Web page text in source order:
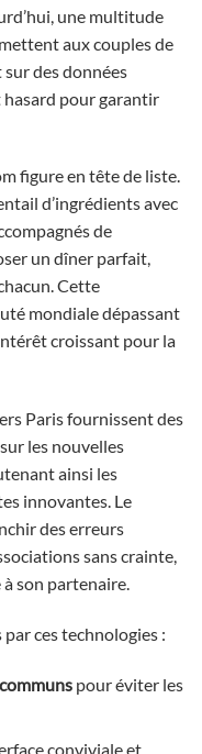
une multitude
aux couples de
sur des données
pour garantir
figure en tête de liste.
d’ingrédients avec
de
un dîner parfait,
Cette
mondiale dépassant
croissant pour la
Paris fournissent des
les nouvelles
ainsi les
innovantes. Le
des erreurs
sans crainte,
son partenaire.
ces technologies :
pour éviter les
conviviale et